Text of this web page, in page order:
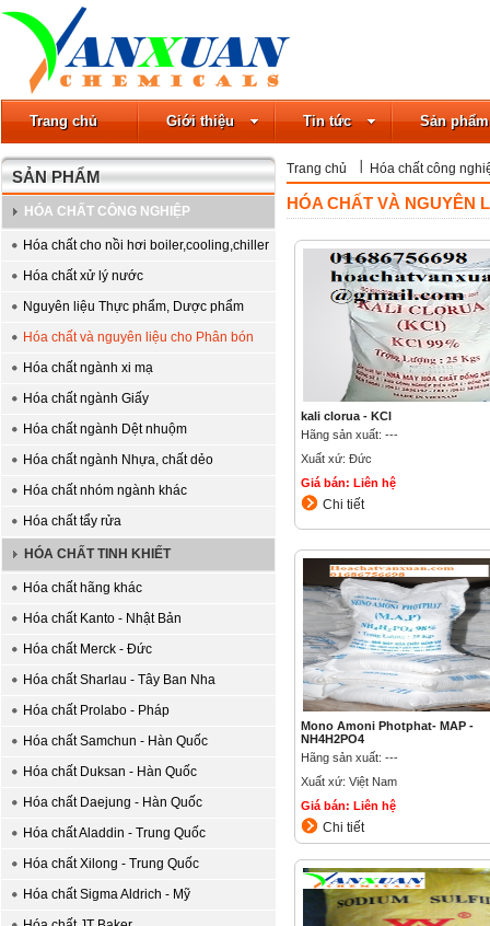
Trang chủ Giới thiệu Tin tức Sản phẩm
SẢN PHẨM
HÓA CHẤT CÔNG NGHIỆP
Hóa chất cho nồi hơi boiler,cooling,chiller
Hóa chất xử lý nước
Nguyên liệu Thực phẩm, Dược phẩm
Hóa chất và nguyên liệu cho Phân bón
Hóa chất ngành xi mạ
Hóa chất ngành Giấy
Hóa chất ngành Dệt nhuộm
Hóa chất ngành Nhựa, chất dẻo
Hóa chất nhóm ngành khác
Hóa chất tẩy rửa
HÓA CHẤT TINH KHIẾT
Hóa chất hãng khác
Hóa chất Kanto - Nhật Bản
Hóa chất Merck - Đức
Hóa chất Sharlau - Tây Ban Nha
Hóa chất Prolabo - Pháp
Hóa chất Samchun - Hàn Quốc
Hóa chất Duksan - Hàn Quốc
Hóa chất Daejung - Hàn Quốc
Hóa chất Aladdin - Trung Quốc
Hóa chất Xilong - Trung Quốc
Hóa chất Sigma Aldrich - Mỹ
Trang chủ Hóa chất công
HÓA CHẤT VÀ NGUYÊN
kali clorua - KCl
Hãng sản xuất: ---
Xuất xứ: Đức
Giá bán: Liên hệ
Chi tiết
Mono Amoni Photphat- MAP -
NH4H2PO4
Hãng sản xuất: ---
Xuất xứ: Việt Nam
Giá bán: Liên hệ
Chi tiết